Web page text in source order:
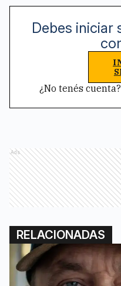
Debes iniciar
¿No tenés cuenta?
Ads
RELACIONADAS